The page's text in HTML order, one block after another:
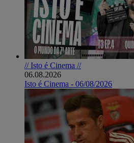
// Isto é Cinema //
06.08.2026
Isto é Cinema - 06/08/2026